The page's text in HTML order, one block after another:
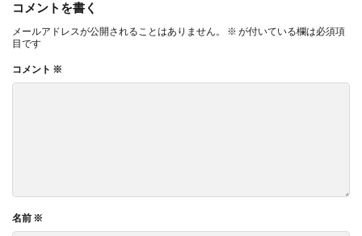
コメントを書く
メールアドレスが公開されることはありません。 ※ が付いている欄は必須項
目です
コメント ※
名前 ※